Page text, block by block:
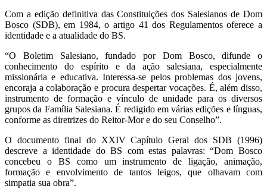
Com a edição definitiva das Constituições dos Salesianos de Dom
Bosco (SDB), em 1984, o artigo 41 dos Regulamentos oferece a
identidade e a atualidade do BS.
“O Boletim Salesiano, fundado por Dom Bosco, difunde o
conhecimento do espírito e da ação salesiana, especialmente
missionária e educativa. Interessa-se pelos problemas dos jovens,
encoraja a colaboração e procura despertar vocações. É, além disso,
instrumento de formação e vínculo de unidade para os diversos
grupos da Família Salesiana. É redigido em várias edições e línguas,
conforme as diretrizes do Reitor-Mor e do seu Conselho”.
O documento final do XXIV Capítulo Geral dos SDB (1996)
descreve a identidade do BS com estas palavras: “Dom Bosco
concebeu o BS como um instrumento de ligação, animação,
formação e envolvimento de tantos leigos, que olhavam com
simpatia sua obra”.